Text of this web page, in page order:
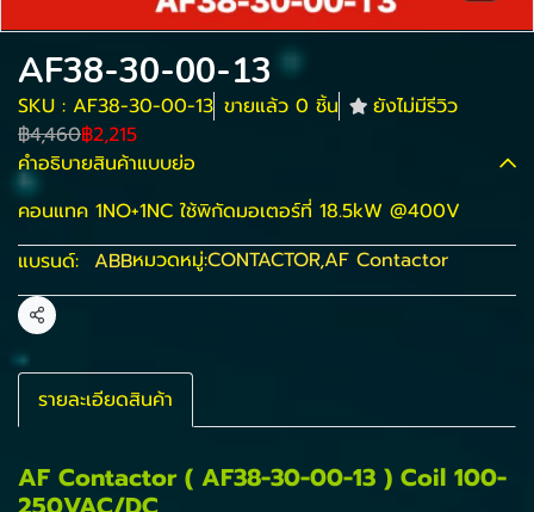
AF38-30-00-13
SKU : AF38-30-00-13 ขายแล้ว 0 ชิ้น
ยังไม่มีรีวิว
฿4,460฿2,215
คำอธิบายสินค้าแบบย่อ
คอนแทค 1NO+1NC ใช้พิกัดมอเตอร์ที่ 18.5kW @400V
แบรนด์: ABBหมวดหมู่:CONTACTOR,AF Contactor
แชร์
รายละเอียดสินค้า
AF Contactor ( AF38-30-00-13 ) Coil 100-